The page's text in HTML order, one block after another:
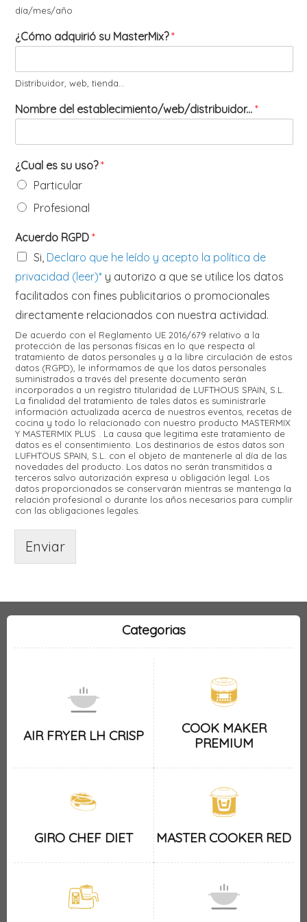
día/mes/año
¿Cómo adquirió su MasterMix?*
Distribuidor, web, tienda...
Nombre del establecimiento/web/distribuidor... *
¿Cual es su uso?*
Particular
Profesional
Acuerdo RGPD *
Si, Declaro que he leído y acepto la política de
privacidad (leer)*y autorizo a que se utilice los datos
facilitados con fines publicitarios o promocionales
directamente relacionados con nuestra actividad.
De acuerdo con el Reglamento UE 2016/679 relativo a la
protección de las personas físicas en lo que respecta al
tratamiento de datos personales y a la libre circulación de estos
datos (RGPD), le informamos de que los datos personales
suministrados a través del presente documento serán
incorporados a un registro titularidad de LUFTHOUS SPAIN, S.L.
La finalidad del tratamiento de tales datos es suministrarle
información actualizada acerca de nuestros eventos, recetas de
cocina y todo lo relacionado con nuestro producto MASTERMIX
Y MASTERMIX PLUS . La causa que legitima este tratamiento de
datos es el consentimiento. Los destinarios de estos datos son
LUFHTOUS SPAIN, S.L. con el objeto de mantenerle al día de las
novedades del producto. Los datos no serán transmitidos a
terceros salvo autorización expresa u obligación legal. Los
datos proporcionados se conservarán mientras se mantenga la
relación profesional o durante los años necesarios para cumplir
con las obligaciones legales.
Enviar
Categorias
AIR FRYER LH CRISP
COOK MAKER
PREMIUM
GIRO CHEF DIET MASTER COOKER RED